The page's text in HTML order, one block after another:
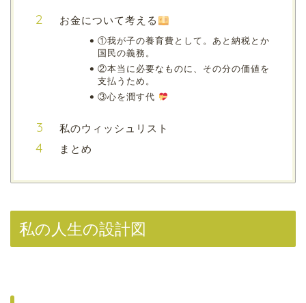
お金について考える
①我が子の養育費として。あと納税とか
国民の義務。
②本当に必要なものに、その分の価値を
支払うため。
③心を潤す代
私のウィッシュリスト
まとめ
私の人生の設計図